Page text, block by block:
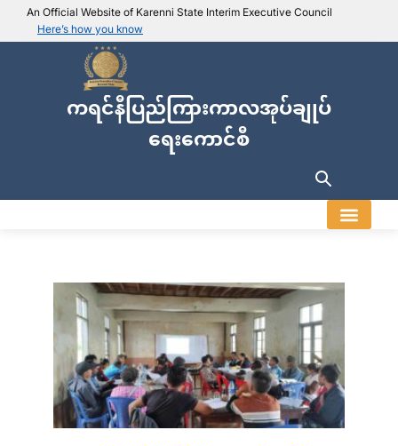
An Official Website of Karenni State Interim Executive Council
Here’s how you know
IEC official website links
Usually end with .ieckarenni.org
Trusted websites
Secure websites use HTTPS
or a URL starting with
ကရင်နီပြည်ကြားကာလအုပ်ချုပ်
ရေးကောင်စီ